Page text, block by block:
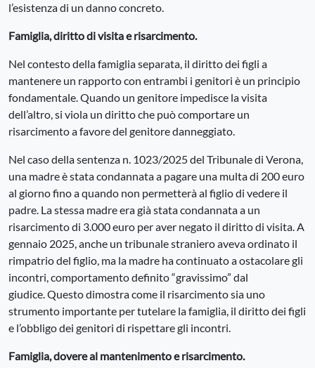
l’esistenza di un danno concreto.
Famiglia, diritto di visita e risarcimento.
Nel contesto della famiglia separata, il diritto dei figli a
mantenere un rapporto con entrambi i genitori è un principio
fondamentale. Quando un genitore impedisce la visita
dell’altro, si viola un diritto che può comportare un
risarcimento a favore del genitore danneggiato.
Nel caso della sentenza n. 1023/2025 del Tribunale di Verona,
una madre è stata condannata a pagare una multa di 200 euro
al giorno fino a quando non permetterà al figlio di vedere il
padre. La stessa madre era già stata condannata a un
risarcimento di 3.000 euro per aver negato il diritto di visita. A
gennaio 2025, anche un tribunale straniero aveva ordinato il
rimpatrio del figlio, ma la madre ha continuato a ostacolare gli
incontri, comportamento definito “gravissimo” dal
giudice. Questo dimostra come il risarcimento sia uno
strumento importante per tutelare la famiglia, il diritto dei figli
e l’obbligo dei genitori di rispettare gli incontri.
Famiglia, dovere al mantenimento e risarcimento.